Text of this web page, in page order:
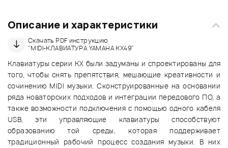
Описание и характеристики
Скачать PDF инструкцию
"MIDI-КЛАВИАТУРА YAMAHA KX49"
Клавиатуры серии KX были задуманы и спроектированы для
того, чтобы снять препятствия, мешающие креативности и
сочинению MIDI музыки. Сконструированные на основании
ряда новаторских подходов и интеграции передового ПО, а
также возможности подключения с помощью одного кабеля
USB, эти управляющие клавиатуры способствуют
образованию той среды, которая поддерживает
традиционный рабочий процесс создания музыки. В них